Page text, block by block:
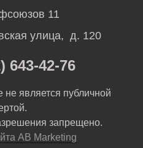
11
улица, д. 120
643-42-76
является публичной
запрещено.
AB Marketing